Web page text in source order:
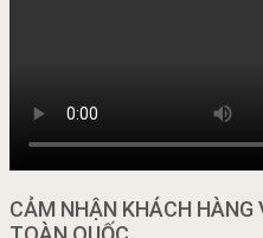
CẢM NHẬN KHÁCH HÀNG